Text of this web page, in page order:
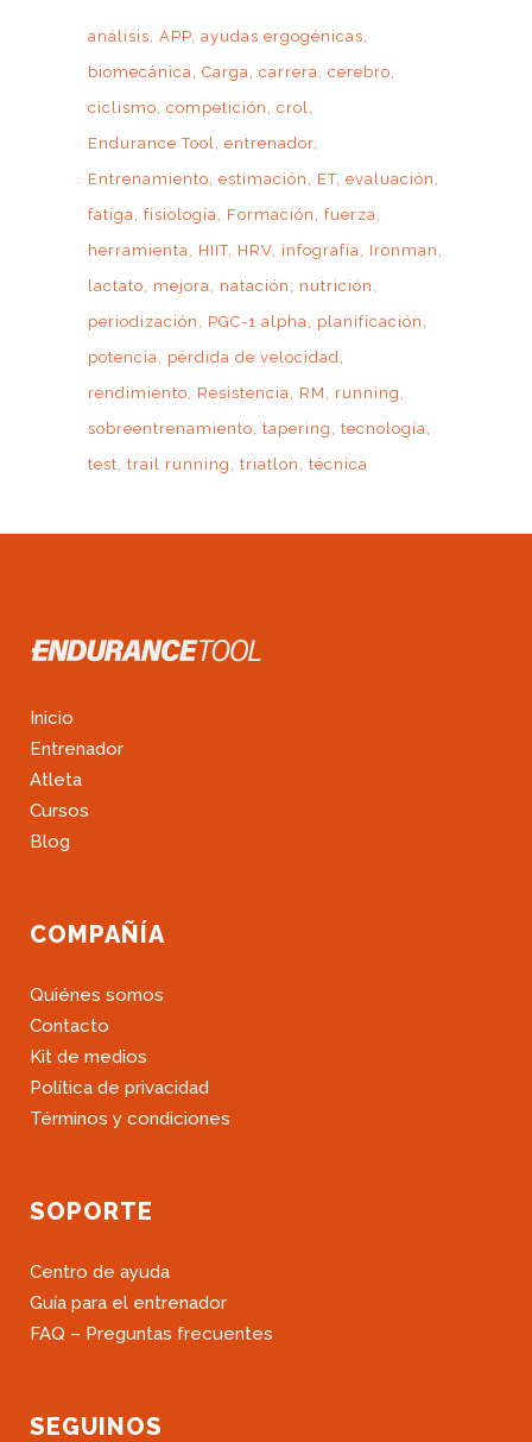
análisis APP ayudas ergogénicas
biomecánica Carga carrera cerebro
ciclismo competición
crol
Endurance Tool entrenador
Entrenamiento estimación ET evaluación
fatiga fisiología Formación
fuerza
herramienta
HIIT HRV infografía
Ironman
lactato
mejora natación
nutrición
periodización
PGC-1 alpha
planificación
potencia
pérdida de velocidad
rendimiento
Resistencia RM
running
sobreentrenamiento tapering
tecnología
test trail running triatlon técnica
Inicio
Entrenador
Atleta
Cursos
Blog
COMPAÑÍA
Quiénes somos
Contacto
Kit de medios
Política de privacidad
Términos y condiciones
SOPORTE
Centro de ayuda
Guía para el entrenador
FAQ – Preguntas frecuentes
SEGUINOS